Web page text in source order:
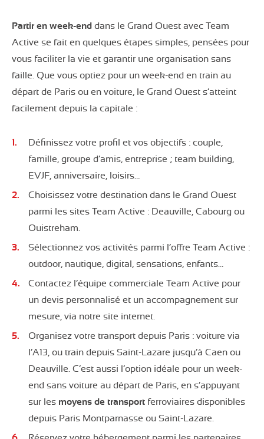
Partir en week-end dans le Grand Ouest avec Team
Active se fait en quelques étapes simples, pensées pour
vous faciliter la vie et garantir une organisation sans
faille. Que vous optiez pour un week-end en train au
départ de Paris ou en voiture, le Grand Ouest s’atteint
facilement depuis la capitale :
Définissez votre profil et vos objectifs : couple,
famille, groupe d’amis, entreprise ; team building,
EVJF, anniversaire, loisirs…
Choisissez votre destination dans le Grand Ouest
parmi les sites Team Active : Deauville, Cabourg ou
Ouistreham.
Sélectionnez vos activités parmi l’offre Team Active :
outdoor, nautique, digital, sensations, enfants…
Contactez l’équipe commerciale Team Active pour
un devis personnalisé et un accompagnement sur
mesure, via notre site internet.
Organisez votre transport depuis Paris : voiture via
l’A13, ou train depuis Saint-Lazare jusqu’à Caen ou
Deauville. C’est aussi l’option idéale pour un week-
end sans voiture au départ de Paris, en s’appuyant
sur les moyens de transport ferroviaires disponibles
depuis Paris Montparnasse ou Saint-Lazare.